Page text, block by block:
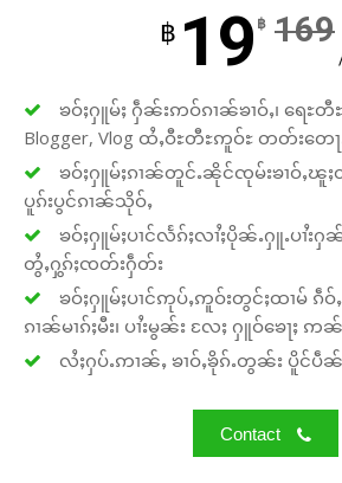
฿ 19 ฿ 169
ၶဝ်ႈႁူမ်ႈ ႁဵၼ်းဢဝ်ၵၢၼ်ၶၢဝ်ႇ၊ ရေႊတီႊ
Blogger, Vlog ထႆႇဝီႊတီႊဢူဝ်ႊ တတ်းတေ
ၶဝ်ႈႁူမ်ႈၵၢၼ်တူင်ႉၼိုင်ၸုမ်းၶၢဝ်ႇၽူႈ
ပူၵ်းပွင်ၵၢၼ်သိုဝ်ႇ
ၶဝ်ႈႁူမ်ႈပၢင်လႅၵ်ႈလၢႆႈပိုၼ်ႉႁူႉပၢႆး
တွႆႇႁွၵ်ႈၸတ်းႁဵတ်း
ၶဝ်ႈႁူမ်ႈပၢင်ဢုပ်ႇဢူဝ်းတွင်ႈထၢမ် ၵဵဝ်ႇ
ၵၢၼ်မၢၵ်ႈမီး၊ ပၢႆးမွၼ်း လႄႈ ႁူဝ်ၶေႃႈ ဢ
လႆႈႁပ်ႉဢၢၼ်ႇ ၶၢဝ်ႇၶိုၵ်ႉတွၼ်း ပိူင်ပဵ
Contact